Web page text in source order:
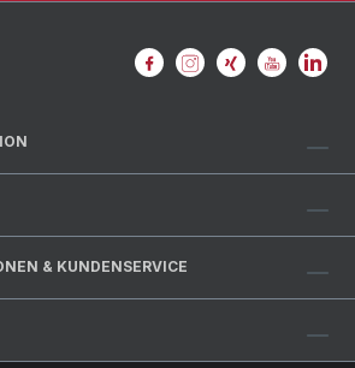
& KUNDENSERVICE